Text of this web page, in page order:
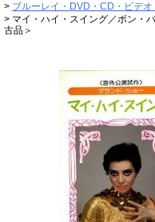
ブルーレイ・DVD・CD・ビデオ
マイ・ハイ・スイング／ボン
古品＞